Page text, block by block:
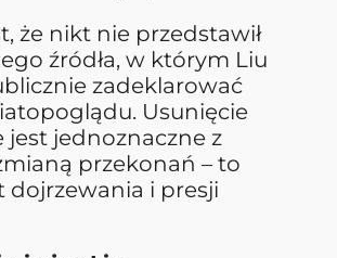
że nikt nie przedstawił
źródła, w którym Liu
zadeklarować
Usunięcie
jest jednoznaczne z
przekonań – to
dojrzewania i presji